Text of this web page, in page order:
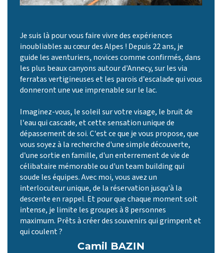
Je suis là pour vous faire vivre des expériences
inoubliables au cœur des Alpes ! Depuis 22 ans, je
guide les aventuriers, novices comme confirmés, dans
les plus beaux canyons autour d'Annecy, sur les via
ferratas vertigineuses et les parois d'escalade qui vous
donneront une vue imprenable sur le lac.
Imaginez-vous, le soleil sur votre visage, le bruit de
l'eau qui cascade, et cette sensation unique de
dépassement de soi. C'est ce que je vous propose, que
vous soyez à la recherche d'une simple découverte,
d'une sortie en famille, d'un enterrement de vie de
célibataire mémorable ou d'un team building qui
soude les équipes. Avec moi, vous avez un
interlocuteur unique, de la réservation jusqu'à la
descente en rappel. Et pour que chaque moment soit
intense, je limite les groupes à 8 personnes
maximum. Prêts à créer des souvenirs qui grimpent et
qui coulent ?
Camil BAZIN